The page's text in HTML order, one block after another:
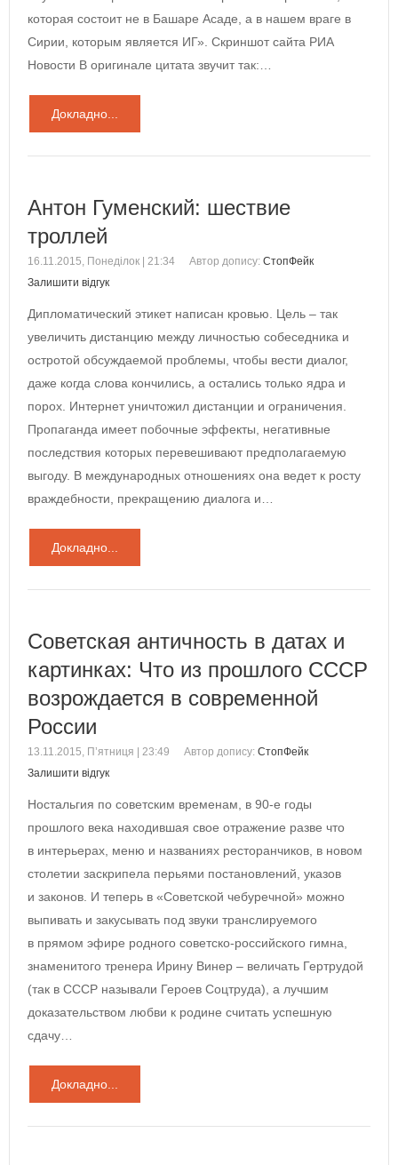
которая состоит не в Башаре Асаде, а в нашем враге в
Сирии, которым является ИГ». Скриншот сайта РИА
Новости В оригинале цитата звучит так:…
Докладно...
Антон Гуменский: шествие
троллей
16.11.2015, Понеділок | 21:34 Автор допису: СтопФейк
Залишити відгук
Дипломатический этикет написан кровью. Цель – так
увеличить дистанцию между личностью собеседника и
остротой обсуждаемой проблемы, чтобы вести диалог,
даже когда слова кончились, а остались только ядра и
порох. Интернет уничтожил дистанции и ограничения.
Пропаганда имеет побочные эффекты, негативные
последствия которых перевешивают предполагаемую
выгоду. В международных отношениях она ведет к росту
враждебности, прекращению диалога и…
Докладно...
Советская античность в датах и
картинках: Что из прошлого СССР
возрождается в современной
России
13.11.2015, П’ятниця | 23:49 Автор допису: СтопФейк
Залишити відгук
Ностальгия по советским временам, в 90‑е годы
прошлого века находившая свое отражение разве что
в интерьерах, меню и названиях ресторанчиков, в новом
столетии заскрипела перьями постановлений, указов
и законов. И теперь в «Советской чебуречной» можно
выпивать и закусывать под звуки транслируемого
в прямом эфире родного советско-российского гимна,
знаменитого тренера Ирину Винер – величать Гертрудой
(так в СССР называли Героев Cоцтруда), а лучшим
доказательством любви к родине считать успешную
сдачу…
Докладно...